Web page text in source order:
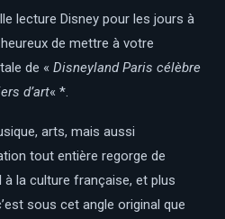
lecture Disney pour les jours à
de mettre à votre
de « Disneyland Paris célèbre
d’art« *.
arts, mais aussi
tout entière regorge de
à la culture française, et plus
sous cet angle original que